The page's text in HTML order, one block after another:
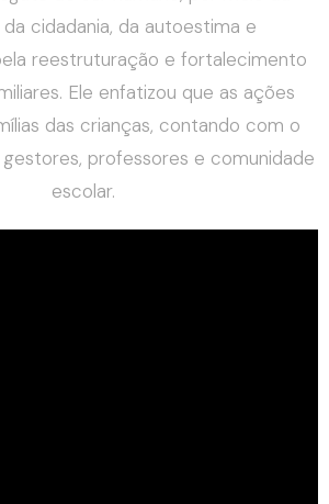
cidadania, da autoestima e
reestruturação e fortalecimento
Ele enfatizou que as ações
das crianças, contando com o
professores e comunidade
escolar.